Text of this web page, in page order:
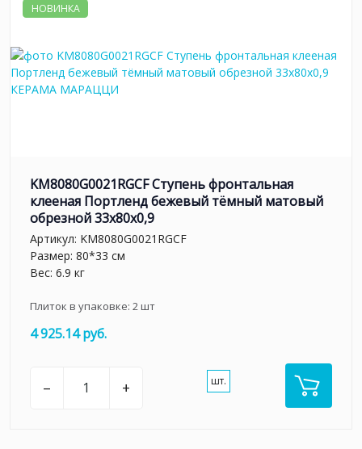
НОВИНКА
KM8080G0021RGCF Ступень фронтальная
клееная Портленд бежевый тёмный матовый
обрезной 33x80x0,9
Артикул: KM8080G0021RGCF
Размер: 80*33 см
Вес: 6.9 кг
Плиток в упаковке: 2шт
4 925.14 руб.
– + шт.